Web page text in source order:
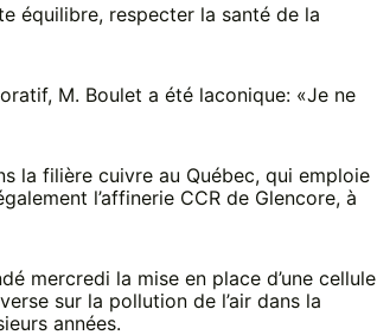
équilibre, respecter la santé de la
M. Boulet a été laconique: «Je ne
la filière cuivre au Québec, qui emploie
l’affinerie CCR de Glencore, à
mercredi la mise en place d’une cellule
sur la pollution de l’air dans la
années.